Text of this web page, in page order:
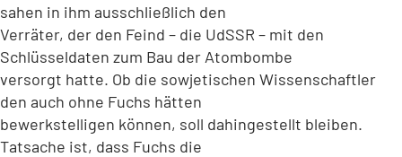
sahen in ihm ausschließlich den
Verräter, der den Feind – die UdSSR – mit den
Schlüsseldaten zum Bau der Atombombe
versorgt hatte. Ob die sowjetischen Wissenschaftler
den auch ohne Fuchs hätten
bewerkstelligen können, soll dahingestellt bleiben.
Tatsache ist, dass Fuchs die